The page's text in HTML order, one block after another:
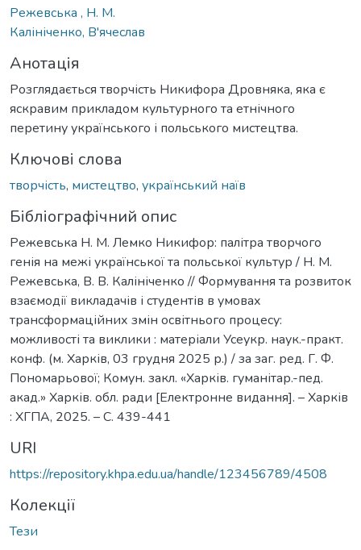
Режевська , Н. М.
Калініченко, В'ячеслав
Анотація
Розглядається творчість Никифора Дровняка, яка є
яскравим прикладом культурного та етнічного
перетину українського і польського мистецтва.
Ключові слова
творчість, мистецтво, український наїв
Бібліографічний опис
Режевська Н. М. Лемко Никифор: палітра творчого
генія на межі української та польської культур / Н. М.
Режевська, В. В. Калініченко // Формування та розвиток
взаємодії викладачів і студентів в умовах
трансформаційних змін освітнього процесу:
можливості та виклики : матеріали Усеукр. наук.-практ.
конф. (м. Харків, 03 грудня 2025 р.) / за заг. ред. Г. Ф.
Пономарьової; Комун. закл. «Харків. гуманітар.-пед.
акад.» Харків. обл. ради [Електронне видання]. – Харків
: ХГПА, 2025. – С. 439-441
URI
https://repository.khpa.edu.ua/handle/123456789/4508
Колекції
Тези